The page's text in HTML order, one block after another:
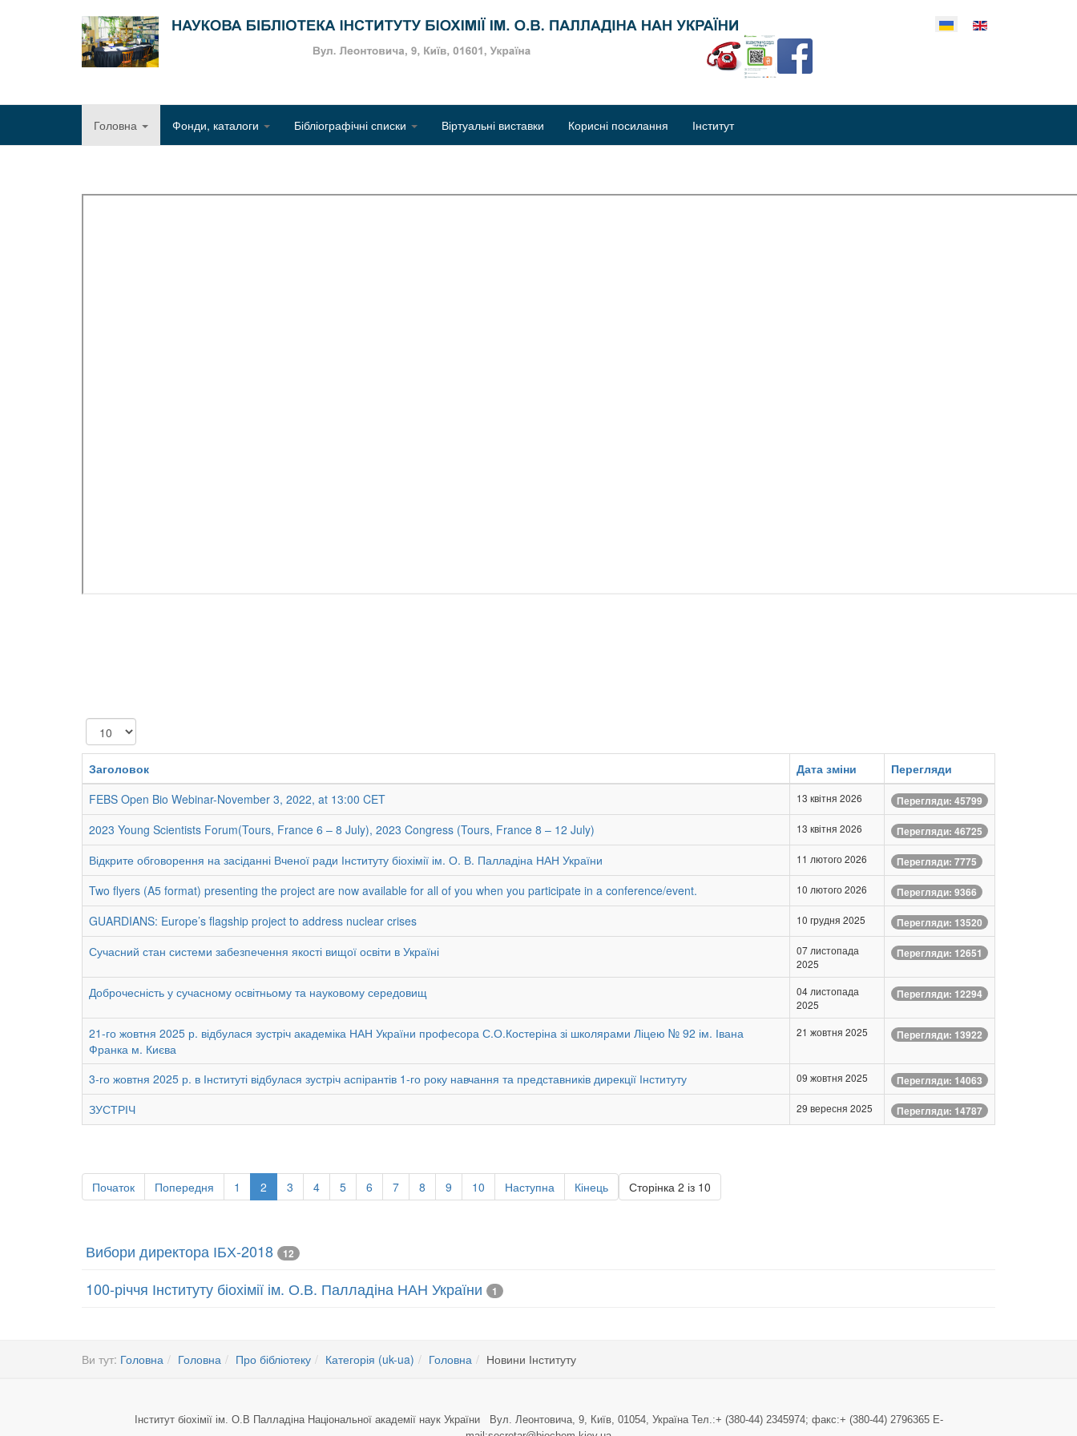
Оберіть свою мову
Головна Фонди, каталоги Бібліографічні списки Віртуальні виставки Корисні посилання Інститут
Показувати
Заголовок Дата зміни
Перегляди
FEBS Open Bio Webinar-November 3, 2022, at 13:00 CET
13 квітня 2026 Перегляди: 45799
2023 Young Scientists Forum(Tours, France 6 – 8 July), 2023 Congress (Tours, France 8 – 12 July) 13 квітня 2026 Перегляди: 46725
Відкрите обговорення на засіданні Вченої ради Інституту біохімії ім. О. В. Палладіна НАН України 11 лютого 2026 Перегляди: 7775
Two flyers (A5 format) presenting the project are now available for all of you when you participate in a conference/event. 10 лютого 2026 Перегляди: 9366
GUARDIANS: Europe’s flagship project to address nuclear crises 10 грудня 2025 Перегляди: 13520
Сучасний стан системи забезпечення якості вищої освіти в Україні
07 листопада
2025
Перегляди: 12651
Доброчесність у сучасному освітньому та науковому середовищ
04 листопада
2025
Перегляди: 12294
21-го жовтня 2025 р. відбулася зустріч академіка НАН України професора С.О.Костеріна зі школярами Ліцею № 92 ім. Івана
Франка м. Києва
21 жовтня 2025 Перегляди: 13922
3-го жовтня 2025 р. в Інституті відбулася зустріч аспірантів 1-го року навчання та представників дирекції Інституту 09 жовтня 2025 Перегляди: 14063
ЗУСТРІЧ 29 вересня 2025 Перегляди: 14787
Сторінка 2 із 10
Початок Попередня 1 2 3 4 5 6 7 8 9 10 Наступна Кінець
Вибори директора ІБХ-2018 12
100-річчя Інституту біохімії ім. О.В. Палладіна НАН України 1
Ви тут: Головна Головна Про бібліотеку Категорія (uk-ua) Головна Новини Інституту
Інститут біохімії ім. О.В Палладіна Національної академії наук України Вул. Леонтовича, 9, Київ, 01054, Україна Тел.:+ (380-44) 2345974; факс:+ (380-44) 2796365 E-